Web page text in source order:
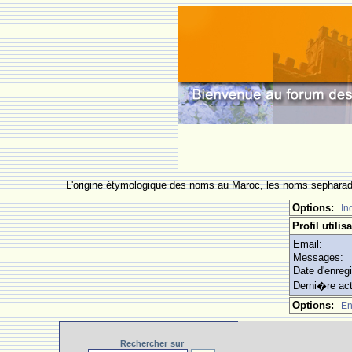
L'origine étymologique des noms au Maroc, les noms
Options:
Profil
Email:
Messages:
Date
Derni�re
Options:
Rechercher sur